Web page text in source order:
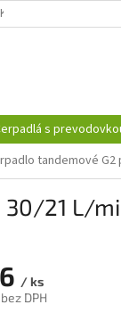
OCHRANY OSOBNÝCH
s
tandemové G2
30/21 L/
/ ks
DPH